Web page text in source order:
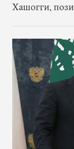
Хашогги,
возможности
ограничены.
связи Запада
чрезвычайно
наследного
чтобы он